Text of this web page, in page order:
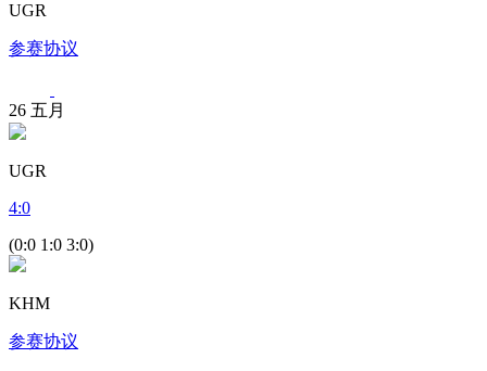
UGR
参赛协议
26 五月
UGR
4:0
(0:0 1:0 3:0)
KHM
参赛协议